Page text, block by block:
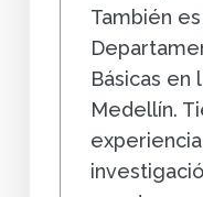
También
Básicas en
Medellín.